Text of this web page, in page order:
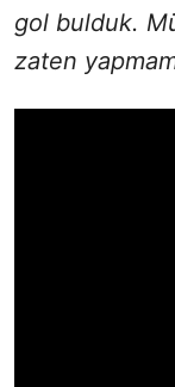
gol bulduk.
zaten